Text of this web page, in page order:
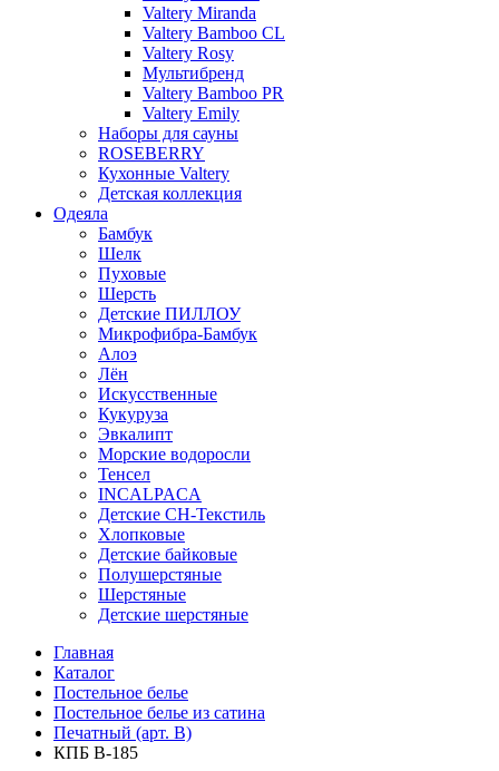
Valtery Miranda
Valtery Bamboo CL
Valtery Rosy
Мультибренд
Valtery Bamboo PR
Valtery Emily
Наборы для сауны
ROSEBERRY
Кухонные Valtery
Детская коллекция
Одеяла
Бамбук
Шелк
Пуховые
Шерсть
Детские ПИЛЛОУ
Микрофибра-Бамбук
Алоэ
Лён
Искусственные
Кукуруза
Эвкалипт
Морские водоросли
Тенсел
INCALPACA
Детские СН-Текстиль
Хлопковые
Детские байковые
Полушерстяные
Шерстяные
Детские шерстяные
Главная
Каталог
Постельное белье
Постельное белье из сатина
Печатный (арт. В)
КПБ B-185